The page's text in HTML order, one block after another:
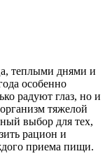
теплыми днями и
особенно
радуют глаз, но и
тяжелой
выбор для тех,
рацион и
приема пищи.